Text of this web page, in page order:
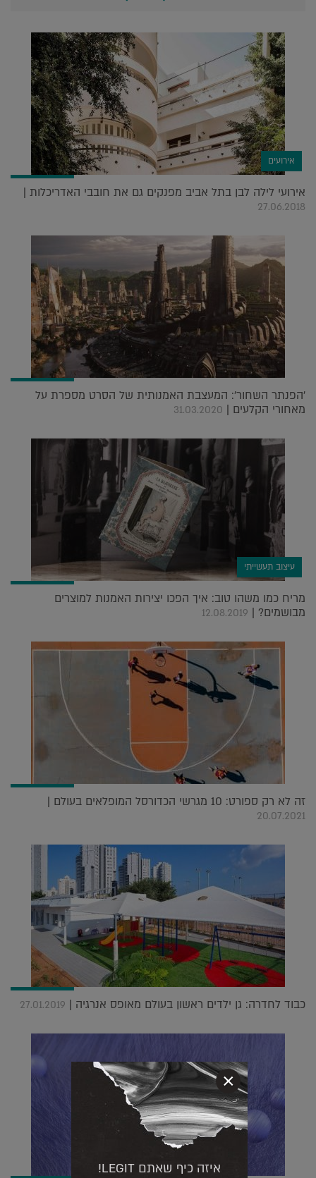
אירועים
אירועי לילה לבן בתל אביב מפנקים גם את חובבי האדריכלות |
27.06.2018
'הפנתר השחור': המעצבת האמנותית של הסרט מספרת על
מאחורי הקלעים | 31.03.2020
עיצוב תעשייתי
מריח כמו משהו טוב: איך הפכו יצירות האמנות למוצרים
מבושמים? | 12.08.2019
זה לא רק ספורט: 10 מגרשי הכדורסל המופלאים בעולם |
20.07.2021
כבוד לחדרה: גן ילדים ראשון בעולם מאופס אנרגיה | 27.01.2019
איזה כיף שאתם LEGIT!
×